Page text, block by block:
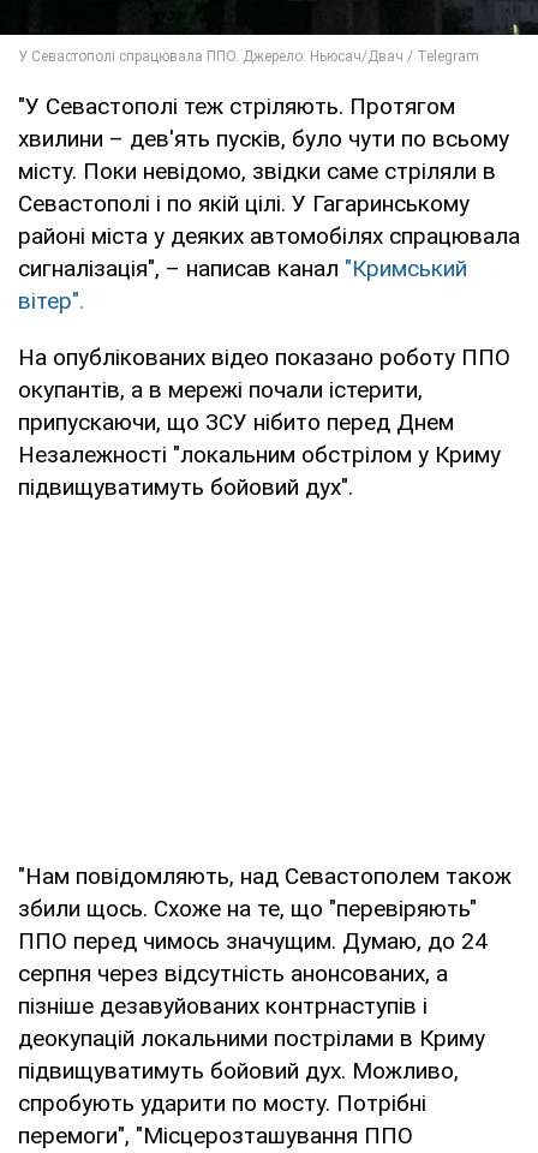
"У Севастополі теж стріляють. Протягом
хвилини – дев'ять пусків, було чути по всьому
місту. Поки невідомо, звідки саме стріляли в
Севастополі і по якій цілі. У Гагаринському
районі міста у деяких автомобілях спрацювала
сигналізація", – написав канал "Кримський
вітер".
На опублікованих відео показано роботу ППО
окупантів, а в мережі почали істерити,
припускаючи, що ЗСУ нібито перед Днем
Незалежності "локальним обстрілом у Криму
підвищуватимуть бойовий дух".
"Нам повідомляють, над Севастополем також
збили щось. Схоже на те, що "перевіряють"
ППО перед чимось значущим. Думаю, до 24
серпня через відсутність анонсованих, а
пізніше дезавуйованих контрнаступів і
деокупацій локальними пострілами в Криму
підвищуватимуть бойовий дух. Можливо,
спробують ударити по мосту. Потрібні
перемоги", "Місцерозташування ППО